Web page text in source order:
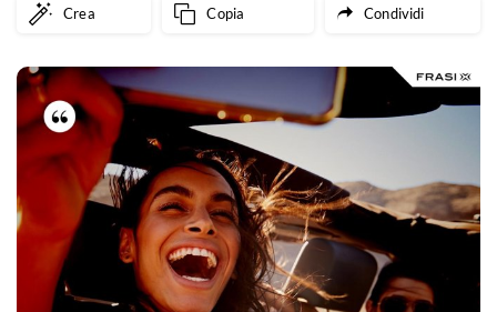
Crea Copia Condividi